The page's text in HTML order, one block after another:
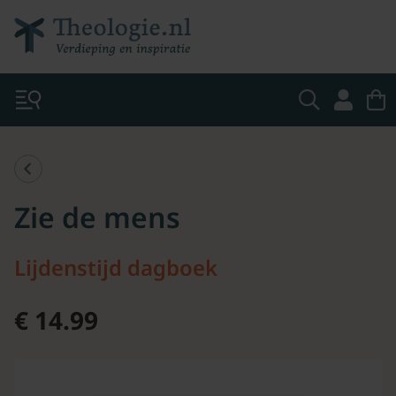
Zie de mens
Lijdenstijd dagboek
€ 14.99